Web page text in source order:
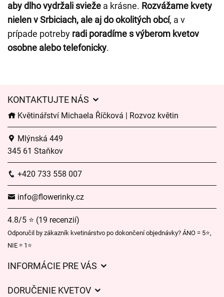
aby dlho vydržali svieže a krásne. Rozvážame kvety
nielen v Srbiciach, ale aj do okolitých obcí, a v
prípade potreby radi poradíme s výberom kvetov
osobne alebo telefonicky.
KONTAKTUJTE NÁS
Květinářství Michaela Říčková | Rozvoz květin
Mlýnská 449
345 61 Staňkov
+420 733 558 007
info@flowerinky.cz
4.8/5 ⭐ (19 recenzií)
Odporučil by zákazník kvetinárstvo po dokončení objednávky? ÁNO = 5⭐,
NIE = 1⭐
INFORMÁCIE PRE VÁS
DORUČENIE KVETOV